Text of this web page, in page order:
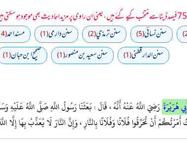
سنن نسائي(5) سنن ترمذي(2) سنن دارمي(1) مسند احمد(14)
سنن الدارقطني(1) سنن سعید بن منصور(1) صحیح ابن حبان(1)
هُرَيْرَةَ رَضِيَ اللَّهُ عَنْهُ أَنَّهُ ، قَالَ : بَعَثَنَا رَسُولُ اللَّهِ صَلَّى اللَّهُ عَلَيْهِ
أَنْ تُحَرِّقُوا فُلَانًا وَفُلَانًا بِالنَّارِ ، وَإِنَّ النَّارَ لَا يُعَذِّبُ بِهَا إِلَّا